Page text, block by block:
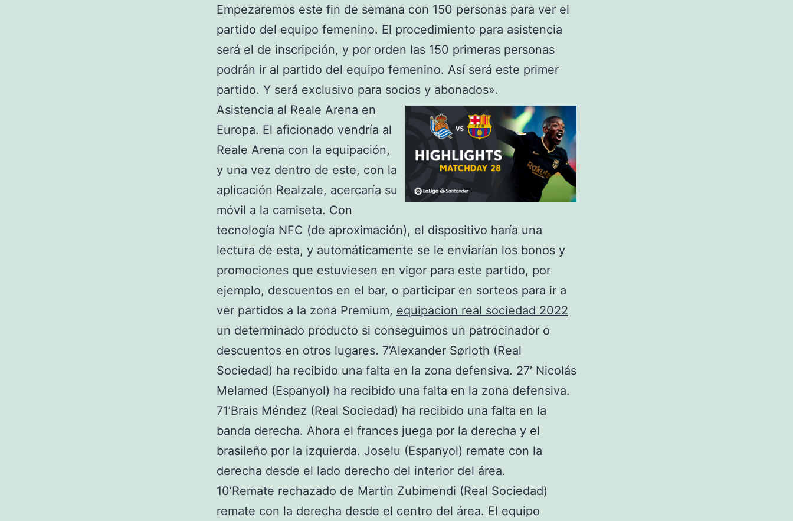
Empezaremos este fin de semana con 150 personas para ver el
partido del equipo femenino. El procedimiento para asistencia
será el de inscripción, y por orden las 150 primeras personas
podrán ir al partido del equipo femenino. Así será este primer
partido. Y será exclusivo para socios y abonados».
Asistencia al Reale Arena en
Europa. El aficionado vendría al
Reale Arena con la equipación,
y una vez dentro de este, con la
aplicación Realzale, acercaría su
móvil a la camiseta. Con
tecnología NFC (de aproximación), el dispositivo haría una
lectura de esta, y automáticamente se le enviarían los bonos y
promociones que estuviesen en vigor para este partido, por
ejemplo, descuentos en el bar, o participar en sorteos para ir a
ver partidos a la zona Premium, equipacion real sociedad 2022
un determinado producto si conseguimos un patrocinador o
descuentos en otros lugares. 7’Alexander Sørloth (Real
Sociedad) ha recibido una falta en la zona defensiva. 27′ Nicolás
Melamed (Espanyol) ha recibido una falta en la zona defensiva.
71’Brais Méndez (Real Sociedad) ha recibido una falta en la
banda derecha. Ahora el frances juega por la derecha y el
brasileño por la izquierda. Joselu (Espanyol) remate con la
derecha desde el lado derecho del interior del área.
10’Remate rechazado de Martín Zubimendi (Real Sociedad)
remate con la derecha desde el centro del área. El equipo